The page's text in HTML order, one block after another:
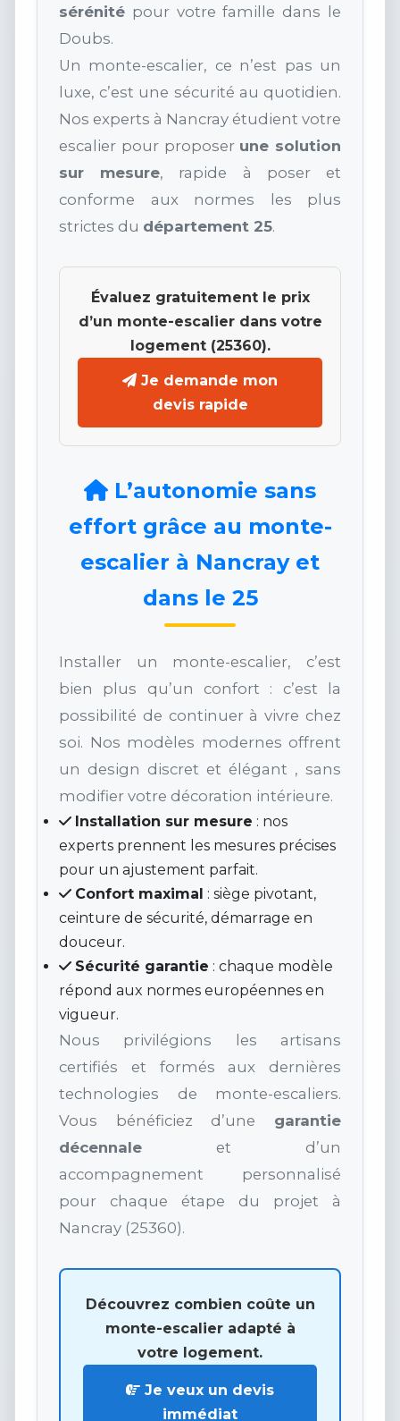
sérénité pour votre famille dans le
Doubs.
Un monte-escalier, ce n’est pas un
luxe, c’est une sécurité au quotidien.
Nos experts à Nancray étudient votre
escalier pour proposer une solution
sur mesure, rapide à poser et
conforme aux normes les plus
strictes du département 25.
Évaluez gratuitement le prix
d’un monte-escalier dans votre
logement (25360).
Je demande mon
devis rapide
L’autonomie sans
effort grâce au monte-
escalier à Nancray et
dans le 25
Installer un monte-escalier, c’est
bien plus qu’un confort : c’est la
possibilité de continuer à vivre chez
soi. Nos modèles modernes offrent
un design discret et élégant , sans
modifier votre décoration intérieure.
Installation sur mesure : nos
experts prennent les mesures précises
pour un ajustement parfait.
Confort maximal : siège pivotant,
ceinture de sécurité, démarrage en
douceur.
Sécurité garantie : chaque modèle
répond aux normes européennes en
vigueur.
Nous privilégions les artisans
certifiés et formés aux dernières
technologies de monte-escaliers.
Vous bénéficiez d’une garantie
décennale et d’un
accompagnement personnalisé
pour chaque étape du projet à
Nancray (25360).
Découvrez combien coûte un
monte-escalier adapté à
votre logement.
Je veux un devis
immédiat